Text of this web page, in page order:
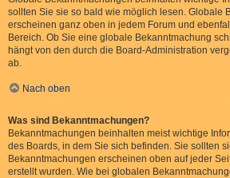
sollten Sie sie so bald wie möglich lesen. Globale
erscheinen ganz oben in jedem Forum und
Bereich. Ob Sie eine globale Bekanntmachung
hängt von den durch die Board-Administration
ab.
Nach oben
Was sind Bekanntmachungen?
Bekanntmachungen beinhalten meist wichtige
des Boards, in dem Sie sich befinden. Sie sollten
Bekanntmachungen erscheinen oben auf jeder
erstellt wurden. Wie bei globalen